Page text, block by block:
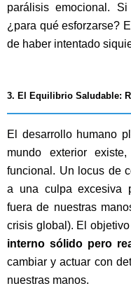
parálisis emocional.
¿para qué esforzarse?
de haber intentado
3. El Equilibrio Saludable:
El desarrollo humano
mundo exterior
funcional. Un locus de
a una culpa excesiva
fuera de nuestras
crisis global). El
interno sólido pero
cambiar y actuar con
nuestras manos.